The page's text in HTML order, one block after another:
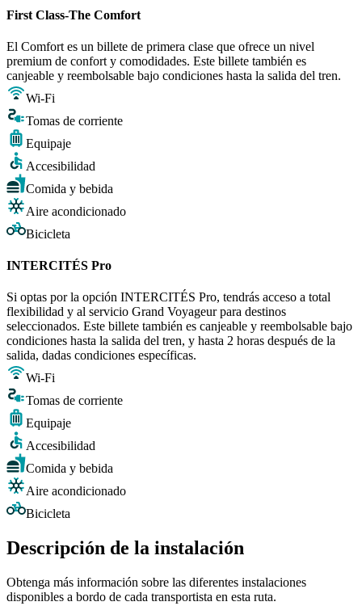
First Class-The Comfort
El Comfort es un billete de primera clase que ofrece un nivel
premium de confort y comodidades. Este billete también es
canjeable y reembolsable bajo condiciones hasta la salida del tren.
Wi-Fi
Tomas de corriente
Equipaje
Accesibilidad
Comida y bebida
Aire acondicionado
Bicicleta
INTERCITÉS Pro
Si optas por la opción INTERCITÉS Pro, tendrás acceso a total
flexibilidad y al servicio Grand Voyageur para destinos
seleccionados. Este billete también es canjeable y reembolsable bajo
condiciones hasta la salida del tren, y hasta 2 horas después de la
salida, dadas condiciones específicas.
Wi-Fi
Tomas de corriente
Equipaje
Accesibilidad
Comida y bebida
Aire acondicionado
Bicicleta
Descripción de la instalación
Obtenga más información sobre las diferentes instalaciones
disponibles a bordo de cada transportista en esta ruta.